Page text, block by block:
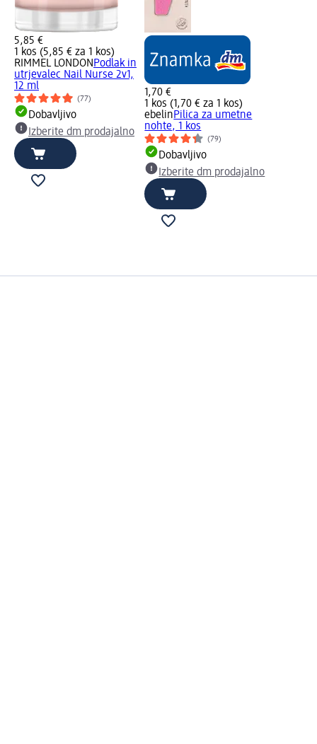
5,85 €
1 kos (5,85 € za 1 kos)
RIMMEL LONDON Podlak in
utrjevalec Nail Nurse 2v1,
12 ml
(77)
Dobavljivo
Izberite dm prodajalno
1,70 €
1 kos (1,70 € za 1 kos)
ebelinPilica za umetne
nohte, 1 kos
(79)
Dobavljivo
Izberite dm prodajalno